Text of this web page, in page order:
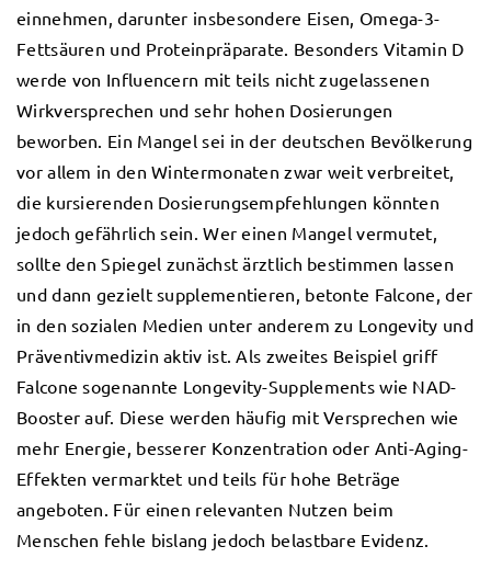
einnehmen, darunter insbesondere Eisen, Omega-3-
Fettsäuren und Proteinpräparate. Besonders Vitamin D
werde von Influencern mit teils nicht zugelassenen
Wirkversprechen und sehr hohen Dosierungen
beworben. Ein Mangel sei in der deutschen Bevölkerung
vor allem in den Wintermonaten zwar weit verbreitet,
die kursierenden Dosierungsempfehlungen könnten
jedoch gefährlich sein. Wer einen Mangel vermutet,
sollte den Spiegel zunächst ärztlich bestimmen lassen
und dann gezielt supplementieren, betonte Falcone, der
in den sozialen Medien unter anderem zu Longevity und
Präventivmedizin aktiv ist. Als zweites Beispiel griff
Falcone sogenannte Longevity-Supplements wie NAD-
Booster auf. Diese werden häufig mit Versprechen wie
mehr Energie, besserer Konzentration oder Anti-Aging-
Effekten vermarktet und teils für hohe Beträge
angeboten. Für einen relevanten Nutzen beim
Menschen fehle bislang jedoch belastbare Evidenz.